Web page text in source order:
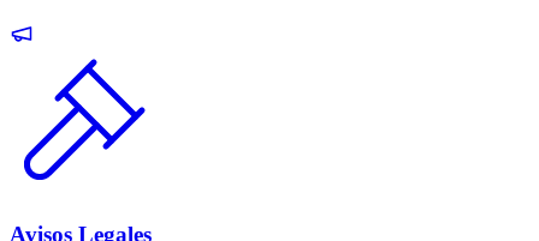
Avisos Legales